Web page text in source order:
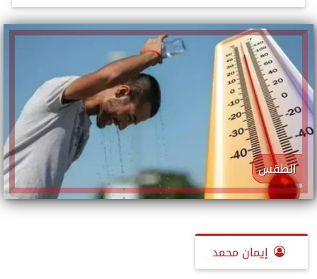
الطقس
إيمان محمد